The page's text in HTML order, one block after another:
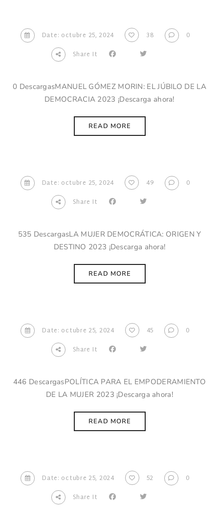
Date: octubre 25, 2024 38
0
Share It
0 DescargasMANUEL GÓMEZ MORIN: EL JÚBILO DE LA
DEMOCRACIA 2023 ¡Descarga ahora!
READ MORE
Date: octubre 25, 2024 49
0
Share It
535 DescargasLA MUJER DEMOCRÁTICA: ORIGEN Y
DESTINO 2023 ¡Descarga ahora!
READ MORE
Date: octubre 25, 2024 45
0
Share It
446 DescargasPOLÍTICA PARA EL EMPODERAMIENTO
DE LA MUJER 2023 ¡Descarga ahora!
READ MORE
Date: octubre 25, 2024 52
0
Share It